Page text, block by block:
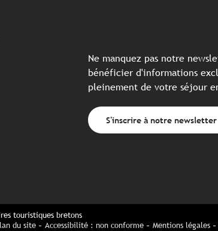
Ne manquez pas notre
bénéficier d'informations
pleinement de votre séjour
S'inscrire à notre newsletter
touristiques bretons
du site Accessibilité : non conforme Mentions légales